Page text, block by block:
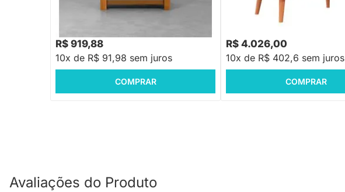
R$ 919,88
10x de R$ 91,98 sem juros
COMPRAR
R$ 4.026,00
10x de R$ 402,6 sem juros
COMPRAR
Avaliações do Produto